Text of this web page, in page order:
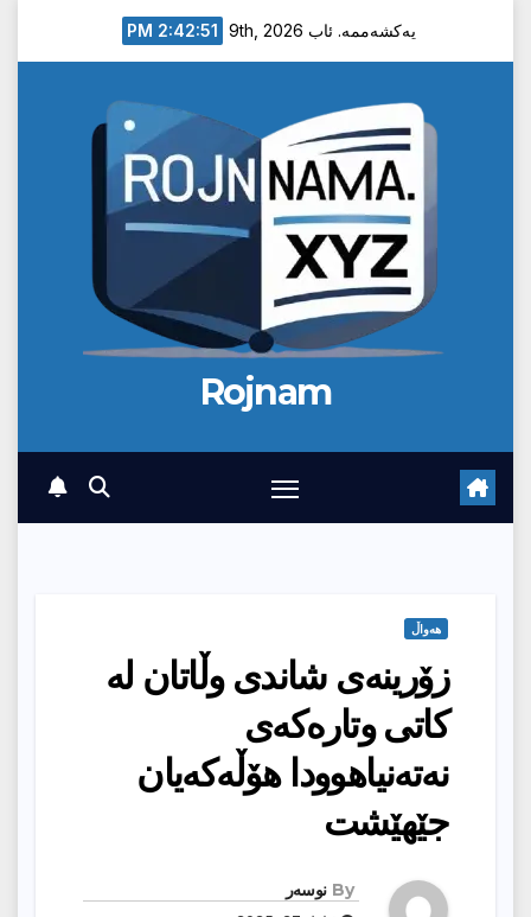
یەکشەممە. ئاب 9th, 2026 2:42:52 PM
Rojnam
هەواڵ
زۆرینەی شاندی وڵاتان لە
كاتی وتارەكەی
نەتەنیاهوودا هۆڵەكەیان
جێهێشت
By نوسەر